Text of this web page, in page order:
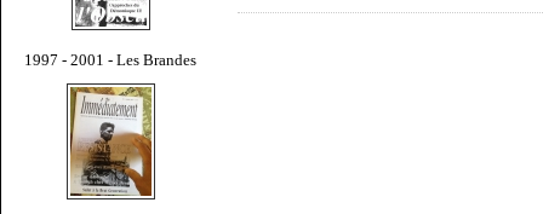
1997 - 2001 - Les Brandes